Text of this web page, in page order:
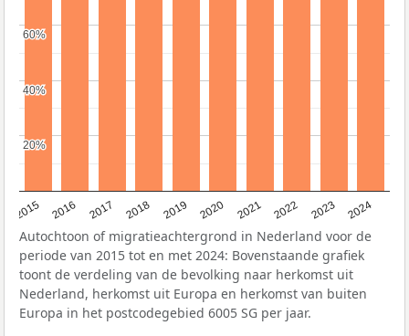
2015 2016 2017 2018 2019 2020 2021 2022 2023 2024
20%
20%
40%
40%
60%
60%
Autochtoon of migratieachtergrond in Nederland voor de
periode van 2015 tot en met 2024: Bovenstaande grafiek
toont de verdeling van de bevolking naar herkomst uit
Nederland, herkomst uit Europa en herkomst van buiten
Europa in het postcodegebied 6005 SG per jaar.